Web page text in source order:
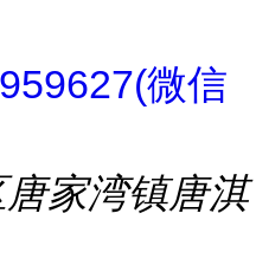
微信
家湾镇唐淇